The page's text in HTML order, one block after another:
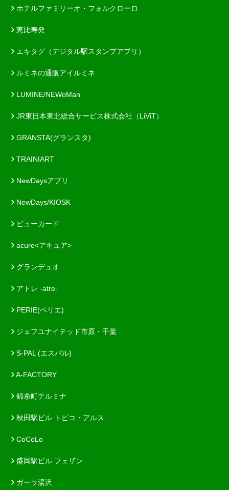
ホテルファミリーオ・フォルクローロ
恵比寿発
エキタグ（デジタル駅スタンプアプリ）
ルミネの通販アイルミネ
LUMINE/NEWoMan
JR東日本東北総合サービス株式会社（LiViT）
GRANSTA(グランスタ)
TRAINIART
NewDaysアプリ
NewDays/KIOSK
ビューカード
acure<アキュア>
グランデュオ
アトレ -atre-
PERIE(ペリエ)
ジェフユナイテッド市原・千葉
S-PAL (エスパル)
A-FACTORY
錦糸町テルミナ
秋田駅ビル トピコ・アルス
CoCoLo
盛岡駅ビル フェザン
ガーラ湯沢